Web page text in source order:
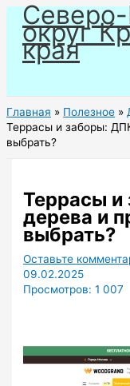
Перейти
содержимому
округ
края
Главная Полезное
Террасы и заборы:
выбрать?
Террасы и
дерева и
выбрать?
Оставьте
09.02.2025
Просмотров: 1 007